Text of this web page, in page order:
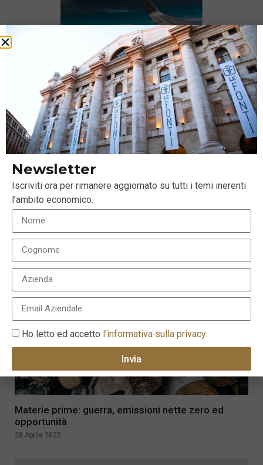
SAF, la nuova frontiera dei carburanti per
decarbonizzare il trasporto aereo
Materie prime: guerra, emissioni nette zero ed
opportunità
28 Aprile 2022
Newsletter
Iscriviti ora per rimanere aggiornato su tutti i temi inerenti
l’ambito economico.
Ho letto ed accetto l'informativa sulla privacy.
Invia